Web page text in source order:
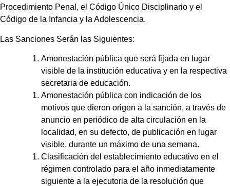
Procedimiento Penal, el Código Único Disciplinario y el
Código de la Infancia y la Adolescencia.
Las Sanciones Serán las Siguientes:
Amonestación pública que será fijada en lugar
visible de la institución educativa y en la respectiva
secretaria de educación.
Amonestación pública con indicación de los
motivos que dieron origen a la sanción, a través de
anuncio en periódico de alta circulación en la
localidad, en su defecto, de publicación en lugar
visible, durante un máximo de una semana.
Clasificación del establecimiento educativo en el
régimen controlado para el año inmediatamente
siguiente a la ejecutoria de la resolución que